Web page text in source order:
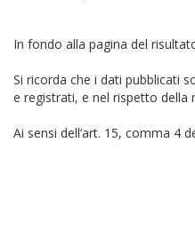
In fondo alla pagina del
Si ricorda che i dati pubblicati
e registrati, e nel rispetto della
Ai sensi dell’art. 15, comma 4